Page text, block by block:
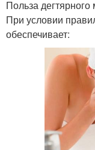
Польза
При условии
обеспечивает: